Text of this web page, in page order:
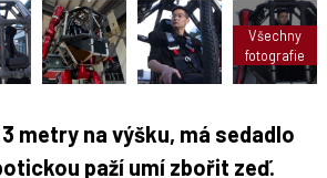
u
Všechny
fotografie
metry na výšku, má sedadlo
paží umí zbořit zeď.